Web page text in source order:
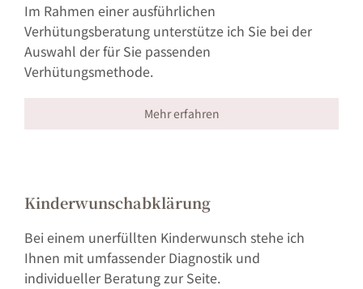
Im Rahmen einer ausführlichen
Verhütungsberatung unterstütze ich Sie bei der
Auswahl der für Sie passenden
Verhütungsmethode.
Mehr erfahren
Kinderwunschabklärung
Bei einem unerfüllten Kinderwunsch stehe ich
Ihnen mit umfassender Diagnostik und
individueller Beratung zur Seite.